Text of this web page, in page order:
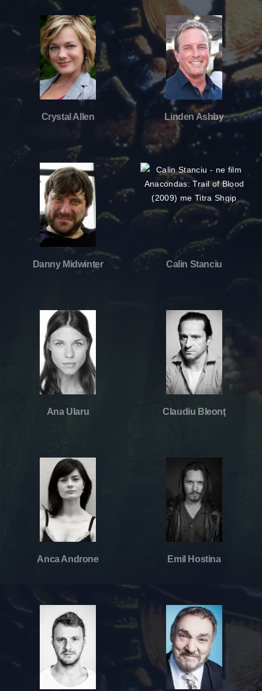
Crystal Allen Linden Ashby
Danny Midwinter Calin Stanciu
Ana Ularu Claudiu Bleonţ
Anca Androne Emil Hostina